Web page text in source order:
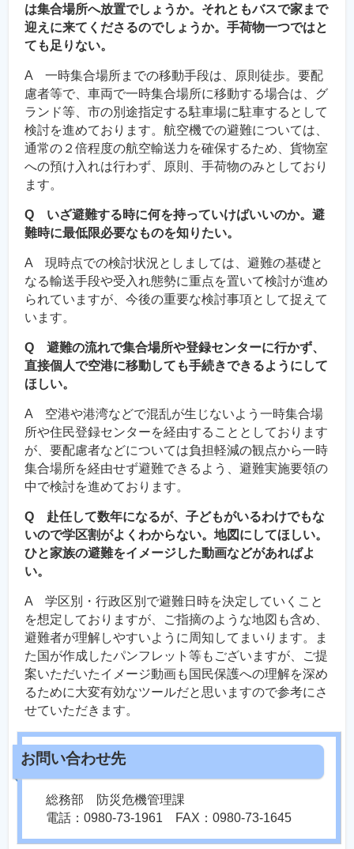
は集合場所へ放置でしょうか。それともバスで家まで
迎えに来てくださるのでしょうか。手荷物一つではと
ても足りない。
A 一時集合場所までの移動手段は、原則徒歩。要配
慮者等で、車両で一時集合場所に移動する場合は、グ
ランド等、市の別途指定する駐車場に駐車するとして
検討を進めております。航空機での避難については、
通常の２倍程度の航空輸送力を確保するため、貨物室
への預け入れは行わず、原則、手荷物のみとしており
ます。
Q いざ避難する時に何を持っていけばいいのか。避
難時に最低限必要なものを知りたい。
A 現時点での検討状況としましては、避難の基礎と
なる輸送手段や受入れ態勢に重点を置いて検討が進め
られていますが、今後の重要な検討事項として捉えて
います。
Q 避難の流れで集合場所や登録センターに行かず、
直接個人で空港に移動しても手続きできるようにして
ほしい。
A 空港や港湾などで混乱が生じないよう一時集合場
所や住民登録センターを経由することとしております
が、要配慮者などについては負担軽減の観点から一時
集合場所を経由せず避難できるよう、避難実施要領の
中で検討を進めております。
Q 赴任して数年になるが、子どもがいるわけでもな
いので学区割がよくわからない。地図にしてほしい。
ひと家族の避難をイメージした動画などがあればよ
い。
A 学区別・行政区別で避難日時を決定していくこと
を想定しておりますが、ご指摘のような地図も含め、
避難者が理解しやすいように周知してまいります。ま
た国が作成したパンフレット等もございますが、ご提
案いただいたイメージ動画も国民保護への理解を深め
るために大変有効なツールだと思いますので参考にさ
せていただきます。
総務部 防災危機管理課
電話：0980-73-1961 FAX：0980-73-1645